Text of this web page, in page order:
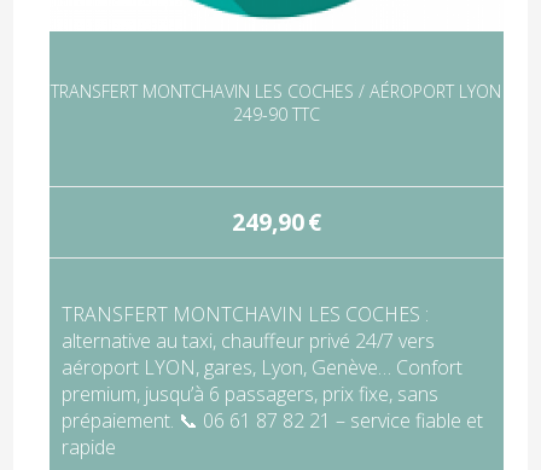
TRANSFERT MONTCHAVIN LES COCHES / AÉROPORT LYON
249-90 TTC
249,90€
TRANSFERT MONTCHAVIN LES COCHES :
alternative au taxi, chauffeur privé 24/7 vers
aéroport LYON, gares, Lyon, Genève… Confort
premium, jusqu’à 6 passagers, prix fixe, sans
prépaiement. 📞 06 61 87 82 21 – service fiable et
rapide